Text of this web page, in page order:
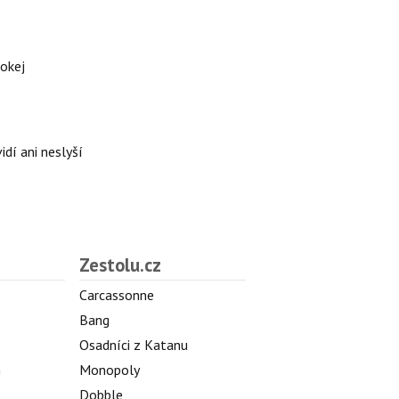
ani neslyší
Zestolu.cz
Carcassonne
Bang
Osadníci z Katanu
Monopoly
Dobble